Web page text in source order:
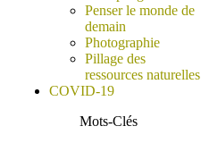
Penser le monde de
demain
Photographie
Pillage des
ressources naturelles
COVID-19
Mots-Clés